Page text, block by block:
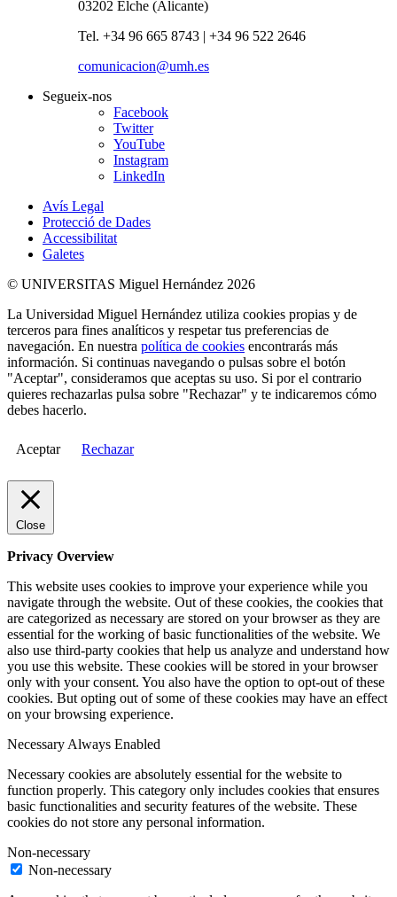
03202 Elche (Alicante)
Tel. +34 96 665 8743 | +34 96 522 2646
comunicacion@umh.es
Segueix-nos
Facebook
Twitter
YouTube
Instagram
LinkedIn
Avís Legal
Protecció de Dades
Accessibilitat
Galetes
© UNIVERSITAS Miguel Hernández 2026
La Universidad Miguel Hernández utiliza cookies propias y de
terceros para fines analíticos y respetar tus preferencias de
navegación. En nuestra política de cookies encontrarás más
información. Si continuas navegando o pulsas sobre el botón
"Aceptar", consideramos que aceptas su uso. Si por el contrario
quieres rechazarlas pulsa sobre "Rechazar" y te indicaremos cómo
debes hacerlo.
Aceptar Rechazar
Close
Privacy Overview
This website uses cookies to improve your experience while you
navigate through the website. Out of these cookies, the cookies that
are categorized as necessary are stored on your browser as they are
essential for the working of basic functionalities of the website. We
also use third-party cookies that help us analyze and understand how
you use this website. These cookies will be stored in your browser
only with your consent. You also have the option to opt-out of these
cookies. But opting out of some of these cookies may have an effect
on your browsing experience.
Necessary Always Enabled
Necessary cookies are absolutely essential for the website to
function properly. This category only includes cookies that ensures
basic functionalities and security features of the website. These
cookies do not store any personal information.
Non-necessary
Non-necessary